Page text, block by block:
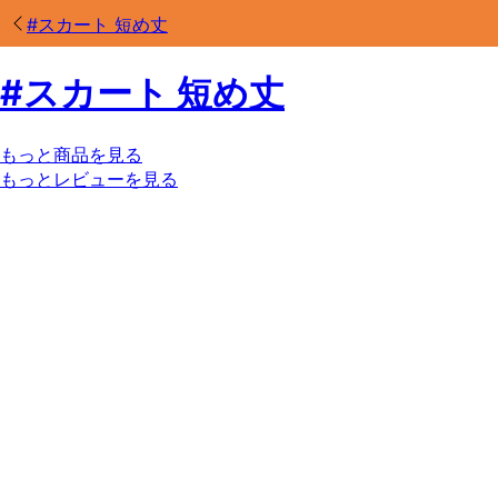
#スカート 短め丈
#スカート 短め丈
もっと商品を見る
もっとレビューを見る